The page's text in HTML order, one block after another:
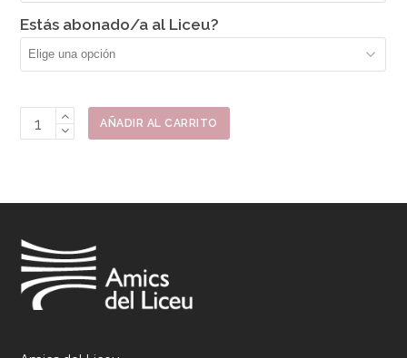
Estás abonado/a al Liceu?
Temporada
AÑADIR AL CARRITO